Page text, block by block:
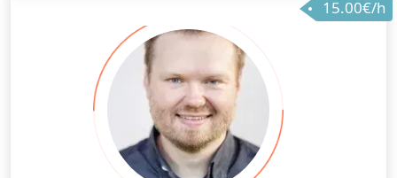
Mathe). Ihre Noten haben sich verbessert. Ich kann
komplexe Zusammenhänge gut verständlich
erklären, auch für Leute, die nicht tief in der Materie
drin stecken. Wenn du bei deinem Lehrer also nichts
verstehst, ich kann dir helfen (nur auswendig lernen
kann ich nicht abnehmen ;) )
15.00€/h